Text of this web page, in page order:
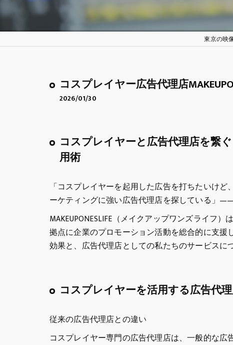
東京の映
コスプレイヤー広告代理店
2026/01/30
コスプレイヤーと広告代理店を繋
用術
「コスプレイヤーを起用した広告を打ちたいけ
ーケティングに強い広告代理店を探している」
MAKEUPONESLIFE（メイクアップワンズライフ
拠点に企業のプロモーション活動を総合的に支
効果と、広告代理店としての私たちのサービスに
コスプレイヤーを活用する広告代
従来の広告代理店との違い
コスプレイヤー専門の広告代理店は、一般的な広